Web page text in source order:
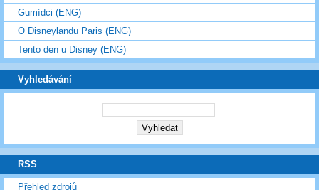
Gumídci (ENG)
O Disneylandu Paris (ENG)
Tento den u Disney (ENG)
Vyhledávání
RSS
Přehled zdrojů